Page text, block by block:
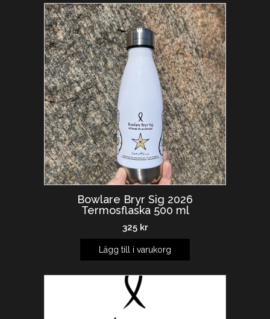
Bowlare Bryr Sig 2026
Termosflaska 500 ml
325 kr
Lägg till i varukorg